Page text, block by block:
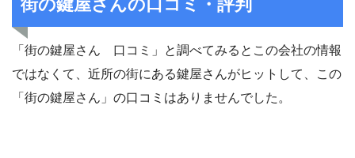
街の鍵屋さんの口コミ・評判
「街の鍵屋さん 口コミ」と調べてみるとこの会社の情報
ではなくて、近所の街にある鍵屋さんがヒットして、この
「街の鍵屋さん」の口コミはありませんでした。